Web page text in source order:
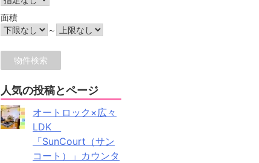
面積
～
人気の投稿とページ
オートロック×広々
LDK
「SunCourt（サン
コート）」カウンタ